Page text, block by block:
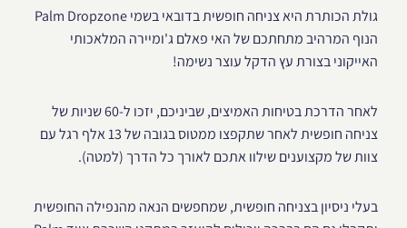
גולת הכותרת היא צניחה חופשית בדובאי בשמי Palm Dropzone
הנוף המרהיב מתחתכם של האי פאלם ג'ומיירה המלאכותי
האייקוני בצורת עץ הדקל עוצר נשימה!
לאחר הדרכת בטיחות האמיצים, שביניכם, יזכו ל-60 שניות של
צניחה חופשית לאחר שתקפצו ממטוס בגובה של 13 אלף רגל עם
צוות של מקצוענים שילוו אתכם לאורך כל הדרך (למטה).
בעלי ניסיון בצניחה חופשית, שמחפשים הנאה מהנפילה החופשית